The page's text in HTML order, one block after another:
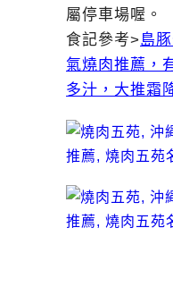
屬停車場喔。
食記參考>島
氣燒肉推薦，
多汁，大推霜